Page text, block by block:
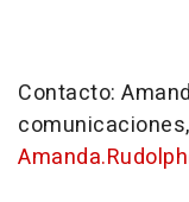
Contacto: